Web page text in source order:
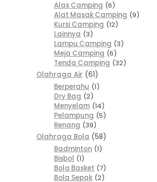
Alas Camping 6
Alat Masak Camping 9
Kursi Camping 12
Lainnya 3
Lampu Camping 3
Meja Camping 6
Tenda Camping 32
Olahraga Air
61
Berperahu 1
Dry Bag 2
Menyelam 14
Pelampung 5
Renang 39
Olahraga Bola
58
Badminton 1
Bisbol 1
Bola Basket 7
Bola Sepak 2